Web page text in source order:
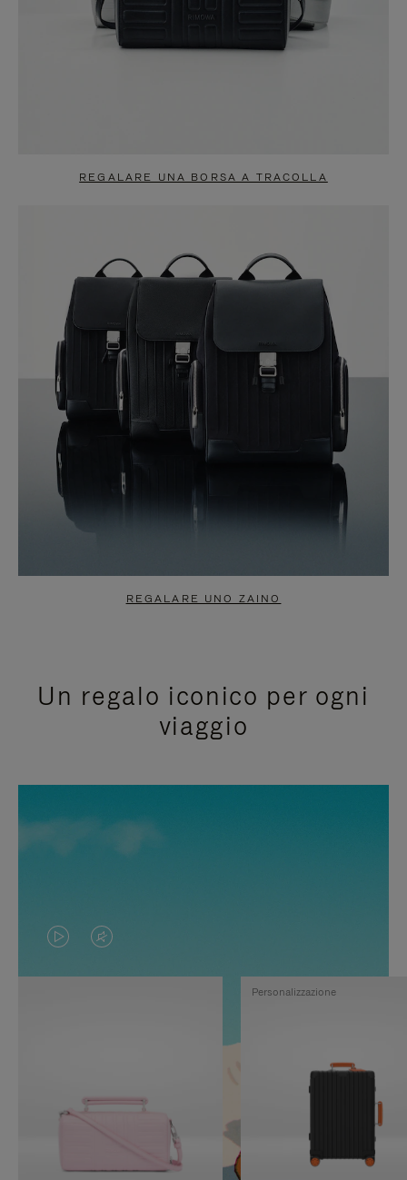
REGALARE UNA BORSA A TRACOLLA
REGALARE UNO ZAINO
Un regalo iconico per ogni
viaggio
IL
VIDEO
PAUSA,
PREMERE
IL
VIDEO
SILENZIATO,
ATTIVARE
Personalizzazione